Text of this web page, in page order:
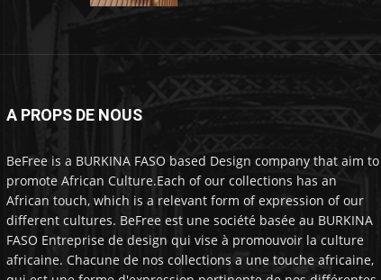
A PROPS DE NOUS
BeFree is a BURKINA FASO based Design company that aim to
promote African Culture.Each of our collections has an
African touch, which is a relevant form of expression of our
different cultures. BeFree est une société basée au BURKINA
FASO Entreprise de design qui vise à promouvoir la culture
africaine. Chacune de nos collections a une touche africaine,